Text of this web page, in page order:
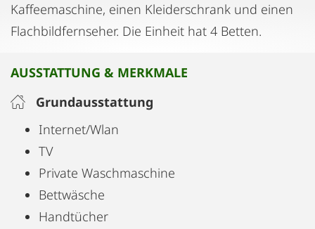
Kaffeemaschine, einen Kleiderschrank und einen
Flachbildfernseher. Die Einheit hat 4 Betten.
AUSSTATTUNG & MERKMALE
Grundausstattung
Internet/Wlan
TV
Private Waschmaschine
Bettwäsche
Handtücher